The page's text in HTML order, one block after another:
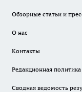
Обзорные статьи и
О нас
Контакты
Редакционная политика
Сводная ведомость